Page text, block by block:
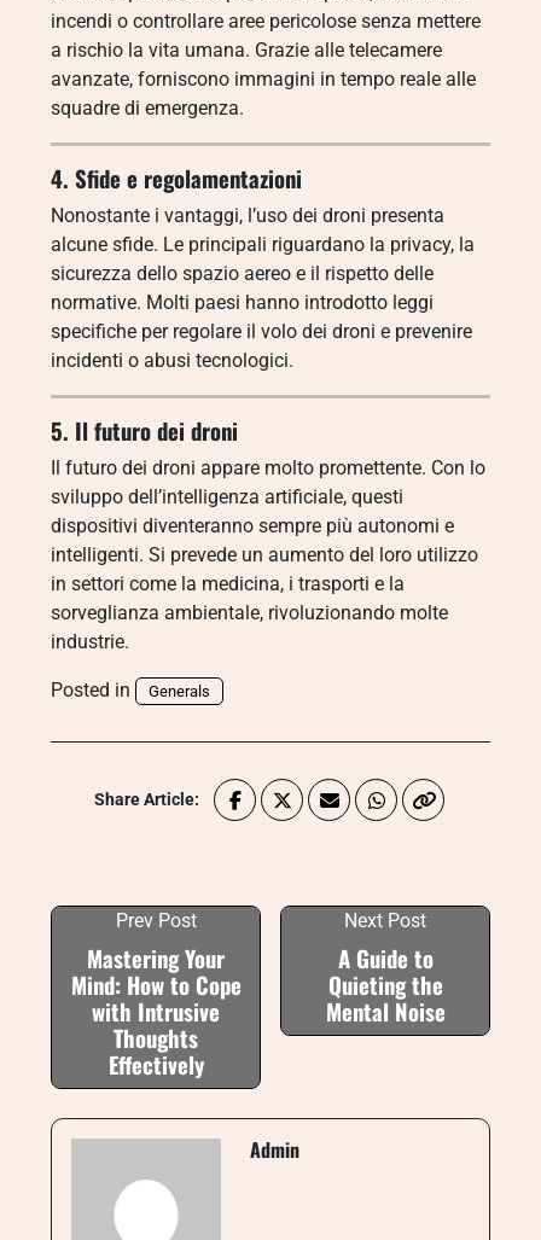
incendi o controllare aree pericolose senza mettere
a rischio la vita umana. Grazie alle telecamere
avanzate, forniscono immagini in tempo reale alle
squadre di emergenza.
4. Sfide e regolamentazioni
Nonostante i vantaggi, l’uso dei droni presenta
alcune sfide. Le principali riguardano la privacy, la
sicurezza dello spazio aereo e il rispetto delle
normative. Molti paesi hanno introdotto leggi
specifiche per regolare il volo dei droni e prevenire
incidenti o abusi tecnologici.
5. Il futuro dei droni
Il futuro dei droni appare molto promettente. Con lo
sviluppo dell’intelligenza artificiale, questi
dispositivi diventeranno sempre più autonomi e
intelligenti. Si prevede un aumento del loro utilizzo
in settori come la medicina, i trasporti e la
sorveglianza ambientale, rivoluzionando molte
industrie.
Posted in Generals
Share Article:
Prev Post
Mastering Your
Mind: How to Cope
with Intrusive
Thoughts
Effectively
Next Post
A Guide to
Quieting the
Mental Noise
Admin